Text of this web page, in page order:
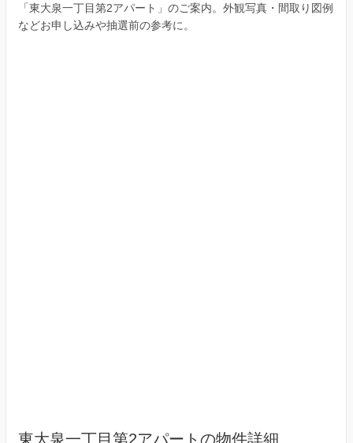
「東大泉一丁目第2アパート」のご案内。外観写真・間取り図例
などお申し込みや抽選前の参考に。
東大泉一丁目第2アパートの物件詳細